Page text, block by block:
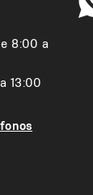
8:00 a
13:00